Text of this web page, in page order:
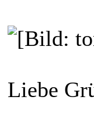
Liebe